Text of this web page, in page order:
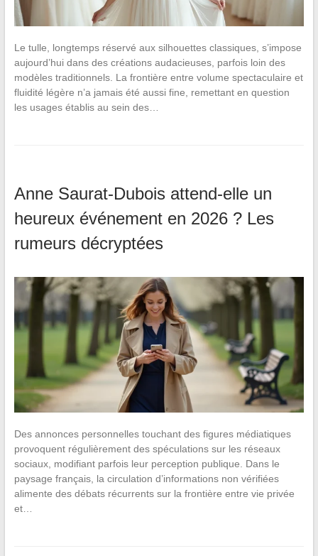
Le tulle, longtemps réservé aux silhouettes classiques, s’impose
aujourd’hui dans des créations audacieuses, parfois loin des
modèles traditionnels. La frontière entre volume spectaculaire et
fluidité légère n’a jamais été aussi fine, remettant en question
les usages établis au sein des…
Anne Saurat-Dubois attend-elle un
heureux événement en 2026 ? Les
rumeurs décryptées
Des annonces personnelles touchant des figures médiatiques
provoquent régulièrement des spéculations sur les réseaux
sociaux, modifiant parfois leur perception publique. Dans le
paysage français, la circulation d’informations non vérifiées
alimente des débats récurrents sur la frontière entre vie privée
et…